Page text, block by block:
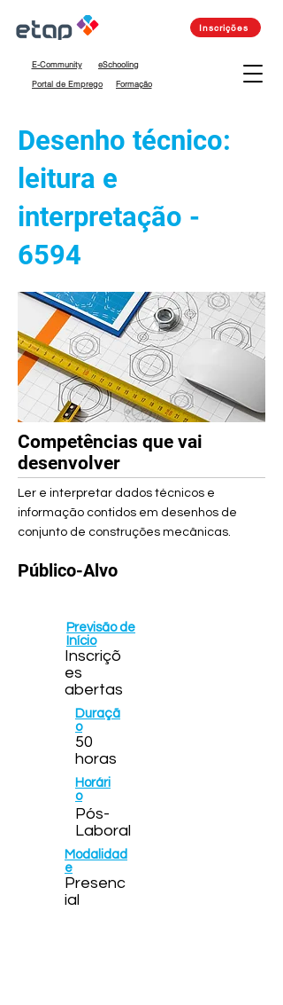
eSchooling
E-Community
Portal de Emprego
Formação
Inscrições
Desenho técnico:
leitura e
interpretação -
6594
Competências que vai
desenvolver
Ler e interpretar dados técnicos e
informação contidos em desenhos de
conjunto de construções mecânicas.
Público-Alvo
Previsão de
Início
Inscriçõ
es
abertas
Duraçã
o
50
horas
Horári
o
Pós-
Laboral
Modalidad
e
Presenc
ial